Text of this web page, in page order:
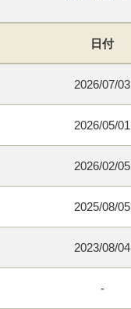
日付
2026/07/03
2026/05/01
2026/02/05
2025/08/05
2023/08/04
-